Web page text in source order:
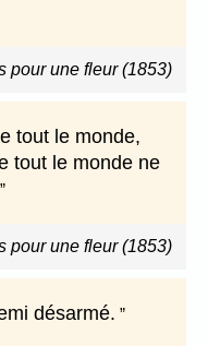
pour une fleur (1853)
tout le monde,
tout le monde ne
pour une fleur (1853)
désarmé.